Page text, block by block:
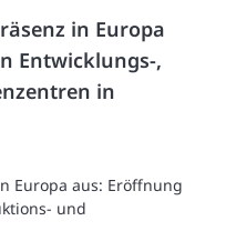
in Europa
in
Europa aus: Eröffnung
und